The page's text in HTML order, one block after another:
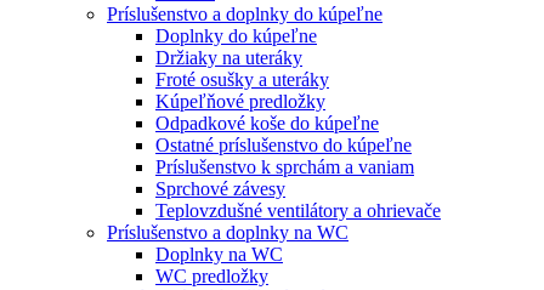
Príslušenstvo a doplnky do kúpeľne
Doplnky do kúpeľne
Držiaky na uteráky
Froté osušky a uteráky
Kúpeľňové predložky
Odpadkové koše do kúpeľne
Ostatné príslušenstvo do kúpeľne
Príslušenstvo k sprchám a vaniam
Sprchové závesy
Teplovzdušné ventilátory a ohrievače
Príslušenstvo a doplnky na WC
Doplnky na WC
WC predložky